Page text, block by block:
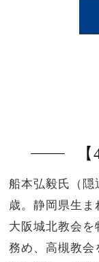
船本弘毅氏（
歳。静岡県生ま
大阪城北教会を
務め、高槻教会